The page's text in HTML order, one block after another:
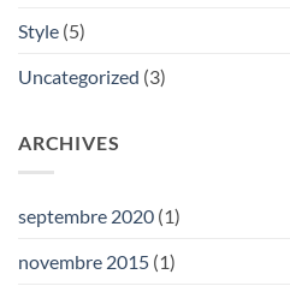
Style (5)
Uncategorized (3)
ARCHIVES
septembre 2020 (1)
novembre 2015 (1)